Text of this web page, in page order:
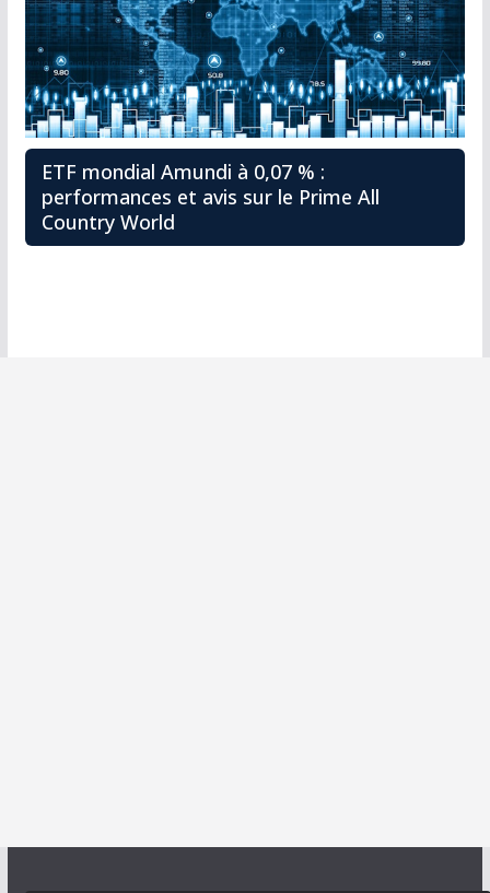
ETF mondial Amundi à 0,07 % :
performances et avis sur le Prime All
Country World